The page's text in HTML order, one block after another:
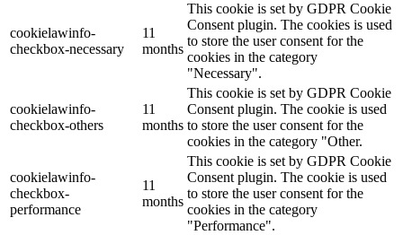
cookielawinfo-
checkbox-necessary
11
months
This cookie is set by GDPR Cookie
Consent plugin. The cookies is used
to store the user consent for the
cookies in the category
"Necessary".
cookielawinfo-
checkbox-others
11
months
This cookie is set by GDPR Cookie
Consent plugin. The cookie is used
to store the user consent for the
cookies in the category "Other.
cookielawinfo-
checkbox-
performance
11
months
This cookie is set by GDPR Cookie
Consent plugin. The cookie is used
to store the user consent for the
cookies in the category
"Performance".